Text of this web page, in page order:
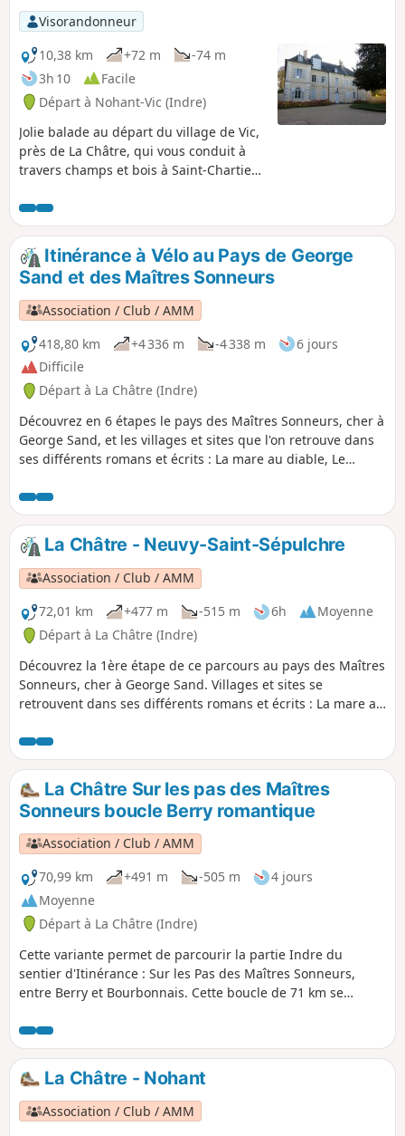
Visorandonneur
10,38 km
+72 m
-74 m
3h 10
Facile
Départ à Nohant-Vic (Indre)
Jolie balade au départ du village de Vic,
près de La Châtre, qui vous conduit à
travers champs et bois à Saint-Chartier
beau village de Nohant et la maison de
George Sand.
Itinérance à Vélo au Pays de George
Sand et des Maîtres Sonneurs
Association / Club / AMM
418,80 km
+4 336 m -4 338 m
6 jours
Difficile
Départ à La Châtre (Indre)
Découvrez en 6 étapes le pays des Maîtres Sonneurs, cher à
George Sand, et les villages et sites que l'on retrouve dans
ses différents romans et écrits : La mare au diable, Le
Légendes rustiques, Les Beaux Messieurs de Bois doré,
Mauprat, François le Champi, La petite Fadette et Les
Maîtres Sonneurs trame principale du parcours.
La Châtre - Neuvy-Saint-Sépulchre
Association / Club / AMM
72,01 km
+477 m -515 m 6h
Moyenne
Départ à La Châtre (Indre)
Découvrez la 1ère étape de ce parcours au pays des Maîtres
Sonneurs, cher à George Sand. Villages et sites se
retrouvent dans ses différents romans et écrits : La mare au
François le Champi et La petite Fadette. Les Maîtres
Sonneurs forment la trame principale du parcours.
La Châtre Sur les pas des Maîtres
Sonneurs boucle Berry romantique
Association / Club / AMM
70,99 km
+491 m -505 m
4 jours
Moyenne
Départ à La Châtre (Indre)
Cette variante permet de parcourir la partie Indre du
sentier d'Itinérance : Sur les Pas des Maîtres Sonneurs,
entre Berry et Bourbonnais. Cette boucle de 71 km se
voir les Informations pratiques. Ce parcours étant une
boucle, le point de départ peut se faire de n'importe quelles
communes en fonction de la disponibilité des
hébergements choisis.
La Châtre - Nohant
Association / Club / AMM